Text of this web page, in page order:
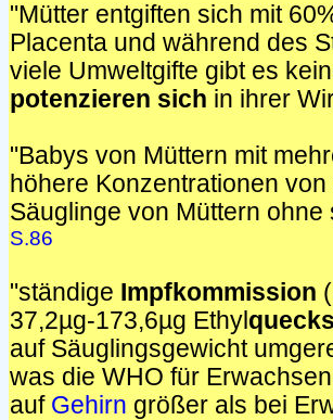
"Mütter entgiften sich mit
Placenta und während des
viele Umweltgifte gibt es
potenzieren sich in ihrer
"Babys von Müttern mit
höhere Konzentrationen
Säuglinge von Müttern
S.86
"ständige Impfkommission
37,2µg-173,6µg Ethyl
auf Säuglingsgewicht
was die WHO für
auf Gehirn größer als bei